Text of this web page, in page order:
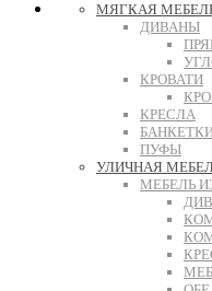
МЯГКАЯ
ДИВАНЫ
КРОВАТИ
КРЕСЛА
ПУФЫ
УЛИЧНАЯ
МЕБЕЛЬ